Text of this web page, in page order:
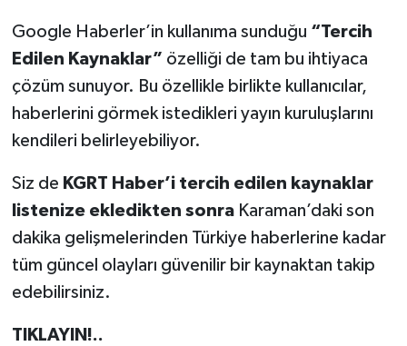
Google Haberler’in kullanıma sunduğu “Tercih
Edilen Kaynaklar” özelliği de tam bu ihtiyaca
çözüm sunuyor. Bu özellikle birlikte kullanıcılar,
haberlerini görmek istedikleri yayın kuruluşlarını
kendileri belirleyebiliyor.
Siz de KGRT Haber’i tercih edilen kaynaklar
listenize ekledikten sonraKaraman’daki son
dakika gelişmelerinden Türkiye haberlerine kadar
tüm güncel olayları güvenilir bir kaynaktan takip
edebilirsiniz.
TIKLAYIN!..